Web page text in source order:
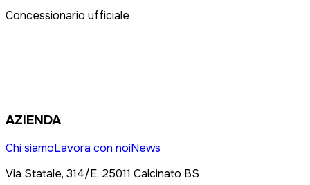
Concessionario ufficiale
AZIENDA
Chi siamoLavora con noiNews
Via Statale, 314/E, 25011 Calcinato BS